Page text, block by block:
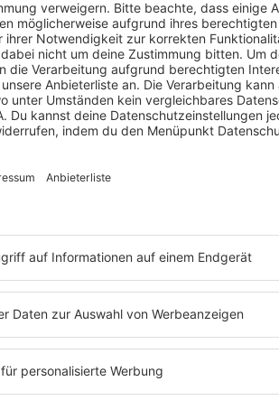
in den deutschen Leitindex Dax auf.
Juni den Volkswagen-Großaktionär
absteigt, wie die Deutsche-
Experten nach einem starken Lauf
demnach unter anderem vom Boom
in vielen Ländern.
die Indizes der Dax-Familie (Dax,
Wichtig sind Index-Änderungen vor
und umgewichtet werden,